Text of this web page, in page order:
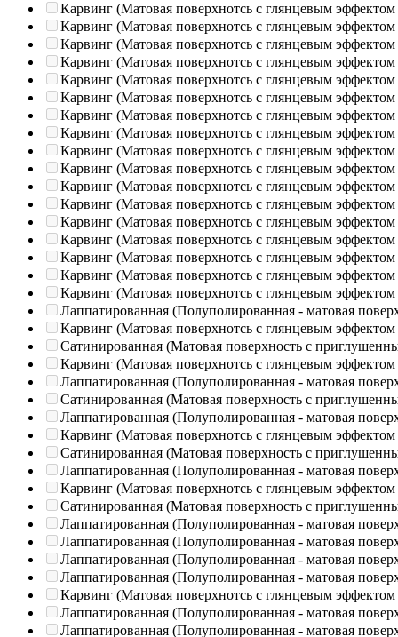
Карвинг (Матовая поверхнотсь с глянцевым эффектом
Карвинг (Матовая поверхнотсь с глянцевым эффектом
Карвинг (Матовая поверхнотсь с глянцевым эффектом
Карвинг (Матовая поверхнотсь с глянцевым эффектом
Карвинг (Матовая поверхнотсь с глянцевым эффектом
Карвинг (Матовая поверхнотсь с глянцевым эффектом
Карвинг (Матовая поверхнотсь с глянцевым эффектом
Карвинг (Матовая поверхнотсь с глянцевым эффектом
Карвинг (Матовая поверхнотсь с глянцевым эффектом
Карвинг (Матовая поверхнотсь с глянцевым эффектом
Карвинг (Матовая поверхнотсь с глянцевым эффектом
Карвинг (Матовая поверхнотсь с глянцевым эффектом
Карвинг (Матовая поверхнотсь с глянцевым эффектом
Карвинг (Матовая поверхнотсь с глянцевым эффектом
Карвинг (Матовая поверхнотсь с глянцевым эффектом
Карвинг (Матовая поверхнотсь с глянцевым эффектом
Карвинг (Матовая поверхнотсь с глянцевым эффектом
Лаппатированная (Полуполированная - матовая
Карвинг (Матовая поверхнотсь с глянцевым эффектом
Сатинированная (Матовая поверхность с
Карвинг (Матовая поверхнотсь с глянцевым эффектом
Лаппатированная (Полуполированная - матовая
Сатинированная (Матовая поверхность с
Лаппатированная (Полуполированная - матовая
Карвинг (Матовая поверхнотсь с глянцевым эффектом
Сатинированная (Матовая поверхность с
Лаппатированная (Полуполированная - матовая
Карвинг (Матовая поверхнотсь с глянцевым эффектом
Сатинированная (Матовая поверхность с
Лаппатированная (Полуполированная - матовая
Лаппатированная (Полуполированная - матовая
Лаппатированная (Полуполированная - матовая
Лаппатированная (Полуполированная - матовая
Карвинг (Матовая поверхнотсь с глянцевым эффектом
Лаппатированная (Полуполированная - матовая
Лаппатированная (Полуполированная - матовая